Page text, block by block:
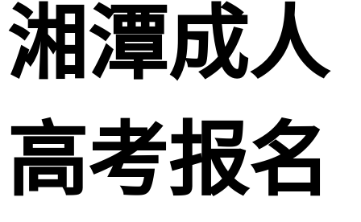
湘潭成人
高考报名